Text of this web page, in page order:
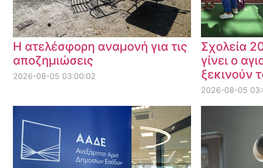
Η ατελέσφορη αναμονή για τις
αποζημιώσεις
2026-08-05 03:00:02
Σχολεία
γίνει ο
ξεκινούν
2026-08-05